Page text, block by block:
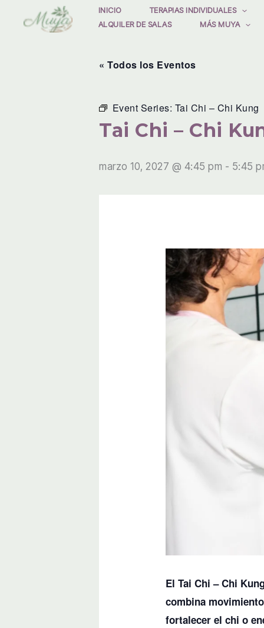
INICIO TERAPIAS INDIVIDUALES
ALQUILER DE SALAS
MÁS MUYA
« Todos los Eventos
Event Series: Tai Chi – Chi Kung
Tai Chi – Chi
marzo 10, 2027 @ 4:45 pm - 5:45
El Tai Chi – Chi
combina
fortalecer el chi o